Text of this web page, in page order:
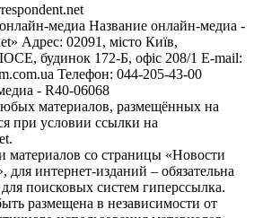
медиа Название онлайн-медиа -
Адрес: 02091, місто Київ,
будинок 172-Б, офіс 208/1 E-mail:
Телефон: 044-205-43-00
- R40-06068
материалов, размещённых на
при условии ссылки на
материалов со страницы «Новости
интернет-изданий – обязательна
поисковых систем гиперссылка.
размещена в независимости от